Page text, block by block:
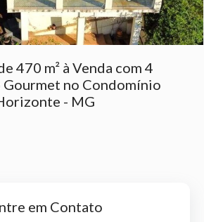
470 m² à Venda com 4
Gourmet no Condomínio
- MG
em Contato